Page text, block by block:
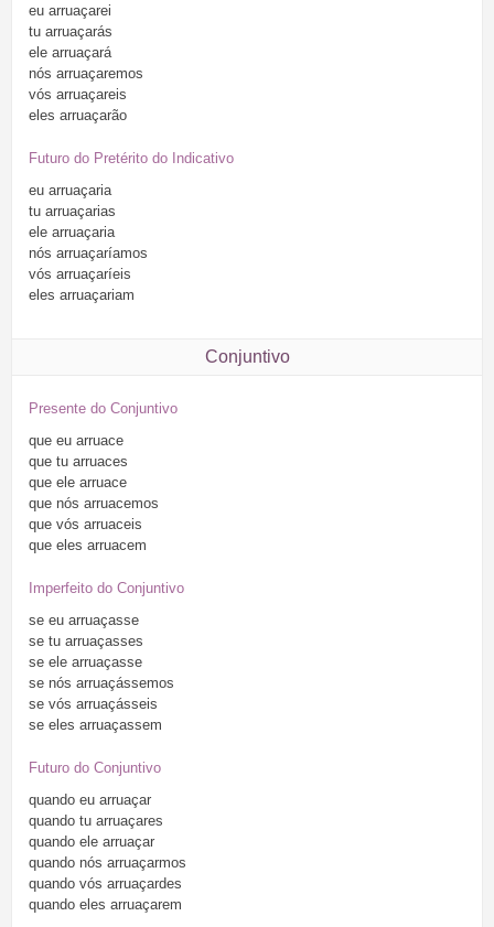
eu arruaçarei
tu arruaçarás
ele arruaçará
nós arruaçaremos
vós arruaçareis
eles arruaçarão
Futuro do Pretérito do Indicativo
eu arruaçaria
tu arruaçarias
ele arruaçaria
nós arruaçaríamos
vós arruaçaríeis
eles arruaçariam
Conjuntivo
Presente do Conjuntivo
que eu arruace
que tu arruaces
que ele arruace
que nós arruacemos
que vós arruaceis
que eles arruacem
Imperfeito do Conjuntivo
se eu arruaçasse
se tu arruaçasses
se ele arruaçasse
se nós arruaçássemos
se vós arruaçásseis
se eles arruaçassem
Futuro do Conjuntivo
quando eu arruaçar
quando tu arruaçares
quando ele arruaçar
quando nós arruaçarmos
quando vós arruaçardes
quando eles arruaçarem